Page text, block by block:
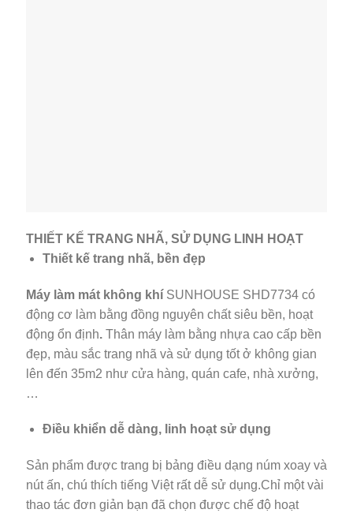
THIẾT KẾ TRANG NHÃ, SỬ DỤNG LINH HOẠT
Thiết kế trang nhã, bền đẹp
Máy làm mát không khí SUNHOUSE SHD7734 có
động cơ làm bằng đồng nguyên chất siêu bền, hoạt
động ổn định. Thân máy làm bằng nhựa cao cấp bền
đẹp, màu sắc trang nhã và sử dụng tốt ở không gian
lên đến 35m2 như cửa hàng, quán cafe, nhà xưởng,
…
Điều khiển dễ dàng, linh hoạt sử dụng
Sản phẩm được trang bị bảng điều dạng núm xoay và
nút ấn, chú thích tiếng Việt rất dễ sử dụng.Chỉ một vài
thao tác đơn giản bạn đã chọn được chế độ hoạt